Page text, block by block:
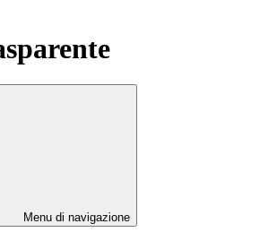
Menu di navigazione